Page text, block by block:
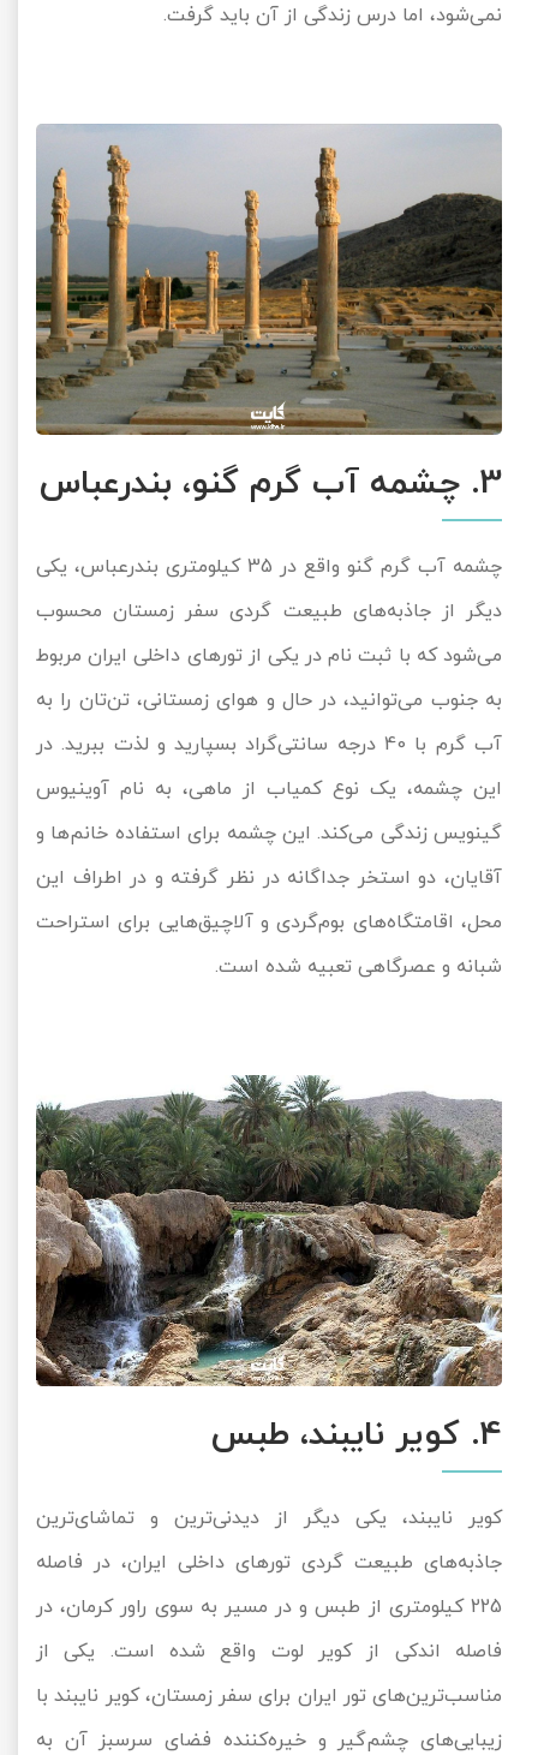
نمی‌شود، اما درس زندگی از آن باید گرفت.
3. چشمه آب گرم گنو، بندرعباس
چشمه آب گرم گنو واقع در 35 کیلومتری بندرعباس، یکی
دیگر از جاذبه‌های طبیعت گردی سفر زمستان محسوب
می‌شود که با ثبت نام در یکی از تورهای داخلی ایران مربوط
به جنوب می‌توانید، در حال و هوای زمستانی، تن‌تان را به
آب گرم با 40 درجه سانتی‌گراد بسپارید و لذت ببرید. در
این چشمه، یک نوع کمیاب از ماهی، به نام آوینیوس
گینویس زندگی می‌کند. این چشمه برای استفاده خانم‌ها و
آقایان، دو استخر جداگانه در نظر گرفته و در اطراف این
محل، اقامتگاه‌های بوم‌گردی و آلاچیق‌هایی برای استراحت
شبانه و عصرگاهی تعبیه شده است.
4. کویر نایبند، طبس
کویر نایبند، یکی دیگر از دیدنی‌ترین و تماشای‌ترین
جاذبه‌های طبیعت گردی تورهای داخلی ایران، در فاصله
225 کیلومتری از طبس و در مسیر به سوی راور کرمان، در
فاصله اندکی از کویر لوت واقع شده است. یکی از
مناسب‌ترین‌های تور ایران برای سفر زمستان، کویر نایبند با
زیبایی‌های چشم‌گیر و خیره‌کننده فضای سرسبز آن به